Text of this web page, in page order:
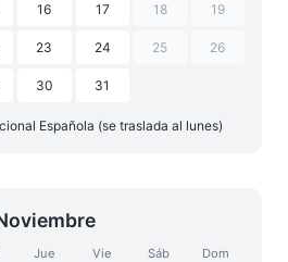
16 17 18 19
23 24 25 26
30 31
Española (se traslada al lunes)
Jue Vie Sáb Dom